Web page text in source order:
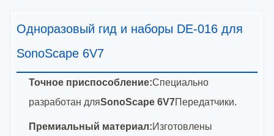
Одноразовый гид и наборы DE-016 для
SonoScape 6V7
Точное приспособление:Специально
разработан дляSonoScape 6V7Передатчики.
Премиальный материал:Изготовлены